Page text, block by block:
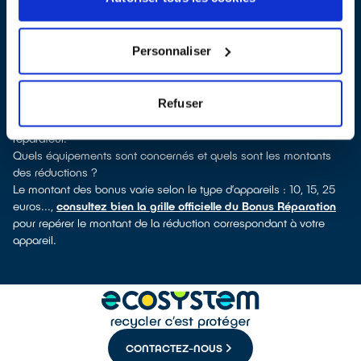
Personnaliser
Refuser
verrez pour quels types d’appareils ce professionnel a obtenu le
label. Réfrigérateur, lave-vaisselle, petit électroménager, télé,
d’équipements son réparateur spécialisé et labellisé QualiRépar.
Comment bénéficier du Bonus Réparation à Seyssins ?
Le Bonus Réparation est en vigueur chez tous les professionnels
de la réparation ayant obtenu le label QualiRépar. Il est déduit
instantanément et de manière visible de la facture par le
réparateur.
Quels équipements sont concernés et quels sont les montants
des réductions ?
Le montant des bonus varie selon le type d’appareils : 10, 15, 25
euros..., consultez bien la grille officielle du Bonus Réparation
pour repérer le montant de la réduction correspondant à votre
appareil.
CONTACTEZ-NOUS